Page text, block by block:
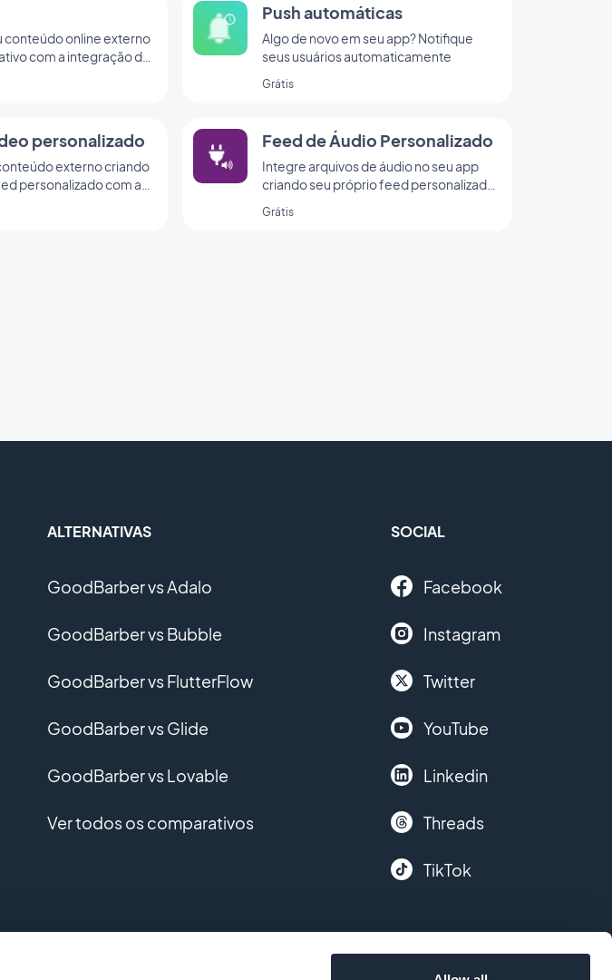
conteúdo online externo
com a integração de
Push automáticas
Algo de novo em seu app? Notifique
seus usuários automaticamente
Grátis
personalizado
externo criando
personalizado com a
Feed de Áudio Personalizado
Integre arquivos de áudio no seu app
criando seu próprio feed personalizado
personalizado da GoodBarber.
Grátis
ALTERNATIVAS
GoodBarber vs Adalo
GoodBarber vs Bubble
GoodBarber vs FlutterFlow
GoodBarber vs Glide
GoodBarber vs Lovable
Ver todos os comparativos
SOCIAL
Facebook
Instagram
Twitter
YouTube
Linkedin
Threads
TikTok